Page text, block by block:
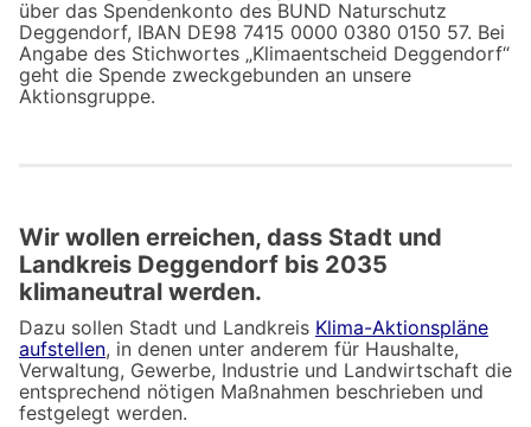
über das Spendenkonto des BUND Naturschutz
Deggendorf, IBAN DE98 7415 0000 0380 0150 57. Bei
Angabe des Stichwortes „Klimaentscheid Deggendorf“
geht die Spende zweckgebunden an unsere
Aktionsgruppe.
Wir wollen erreichen, dass Stadt und
Landkreis Deggendorf bis 2035
klimaneutral werden.
Dazu sollen Stadt und Landkreis Klima-Aktionspläne
aufstellen, in denen unter anderem für Haushalte,
Verwaltung, Gewerbe, Industrie und Landwirtschaft die
entsprechend nötigen Maßnahmen beschrieben und
festgelegt werden.